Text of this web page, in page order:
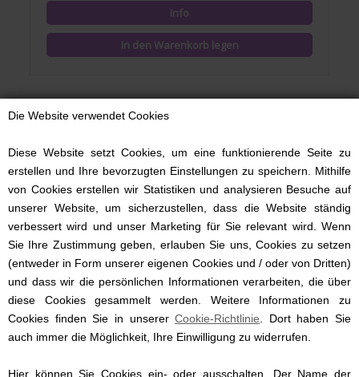
Die Website verwendet Cookies
Diese Website setzt Cookies, um eine funktionierende Seite zu
erstellen und Ihre bevorzugten Einstellungen zu speichern. Mithilfe
von Cookies erstellen wir Statistiken und analysieren Besuche auf
unserer Website, um sicherzustellen, dass die Website ständig
verbessert wird und unser Marketing für Sie relevant wird. Wenn
Sie Ihre Zustimmung geben, erlauben Sie uns, Cookies zu setzen
(entweder in Form unserer eigenen Cookies und / oder von Dritten)
und dass wir die persönlichen Informationen verarbeiten, die über
diese Cookies gesammelt werden. Weitere Informationen zu
Cookies finden Sie in unsererCookie-Richtlinie . Dort haben Sie
auch immer die Möglichkeit, Ihre Einwilligung zu widerrufen.
Hier können Sie Cookies ein- oder ausschalten. Der Name der
Babydecke Reed, Gesteppt, Müsli, Brown Sugar